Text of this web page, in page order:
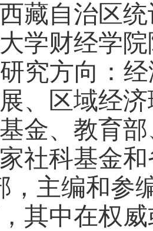
藏自治区
学财经学
究方向：
、区域经
基金、教育
社科基金
，主编和参
其中在权